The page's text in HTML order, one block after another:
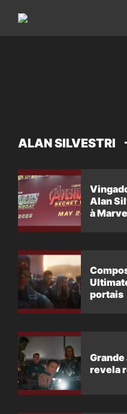
ALAN SILVESTRI
Alan
à
portais
revela